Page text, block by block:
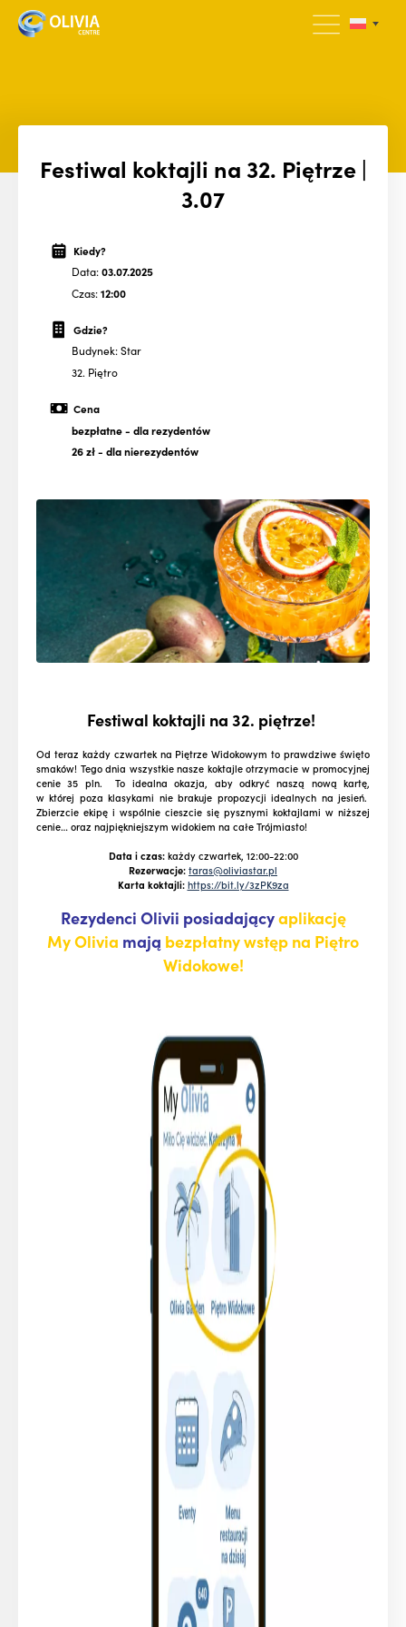
Festiwal koktajli na 32. Piętrze |
3.07
Kiedy?
Data:03.07.2025
Czas:12:00
Gdzie?
Budynek: Star
32. Piętro
Cena
bezpłatne- dla rezydentów
26 zł- dla nierezydentów
Festiwal koktajli na 32. piętrze!
Od teraz każdy czwartek na Piętrze Widokowym to prawdziwe święto
smaków! Tego dnia wszystkie nasze koktajle otrzymacie w promocyjnej
cenie 35 pln. To idealna okazja, aby odkryć naszą nową kartę,
w której poza klasykami nie brakuje propozycji idealnych na jesień.
Zbierzcie ekipę i wspólnie cieszcie się pysznymi koktajlami w niższej
cenie… oraz najpiękniejszym widokiem na całe Trójmiasto!
Data i czas:każdy czwartek, 12:00-22:00
Rezerwacje:taras@oliviastar.pl
Karta koktajli: https://bit.ly/3zPK9za
Rezydenci Olivii posiadającyaplikację
My Olivia mają bezpłatny wstęp na Piętro
Widokowe!